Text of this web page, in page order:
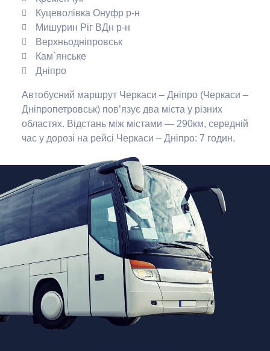
Куцеволівка Онуфр р-н
Мишурин Ріг ВДн р-н
Верхньодніпровськ
Кам`янське
Дніпро
Автобусний маршрут Черкаси – Дніпро (Черкаси –
Дніпропетровськ) пов’язує два міста у різних
областях. Відстань між містами — 290км, середній
час у дорозі на рейсі Черкаси – Дніпро: 7 годин.